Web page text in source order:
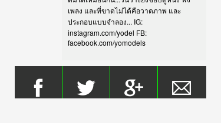
เพลง และที่ขาดไม่ได้คือวาดภาพ และ
ประกอบแบบจำลอง... IG:
instagram.com/yodel FB:
facebook.com/yomodels